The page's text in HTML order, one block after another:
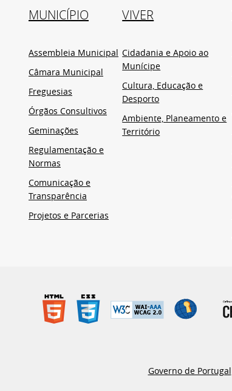
MUNICÍPIO
Assembleia Municipal
Câmara Municipal
Freguesias
Órgãos Consultivos
Geminações
Regulamentação e
Normas
Comunicação e
Transparência
Projetos e Parcerias
VIVER
Cidadania e Apoio ao
Munícipe
Cultura, Educação e
Desporto
Ambiente, Planeamento e
Território
Governo de Portugal